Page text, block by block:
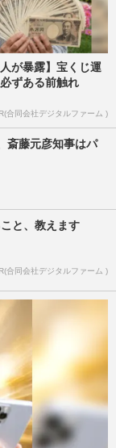
人が暴露】宝くじ運
ずある前触れ
合同会社デジタルファーム )
斎藤元彦知事はパ
と、教えます
合同会社デジタルファーム )